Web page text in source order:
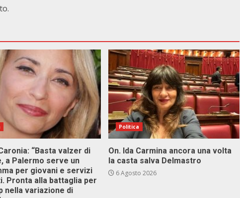
“Basta valzer di
a Palermo serve un
per giovani e servizi
Pronta alla battaglia per
nella variazione di
Politica
On. Ida Carmina ancora una volta
la casta salva Delmastro
6 Agosto 2026